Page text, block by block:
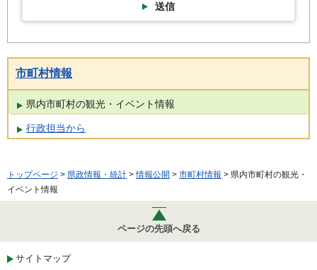
送信
市町村情報
県内市町村の観光・イベント情報
行政担当から
トップページ > 県政情報・統計 >情報公開 > 市町村情報 > 県内市町村の観光・
イベント情報
ページの先頭へ戻る
サイトマップ